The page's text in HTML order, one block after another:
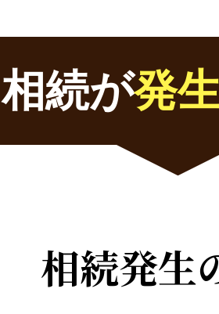
相続が発
相続発生